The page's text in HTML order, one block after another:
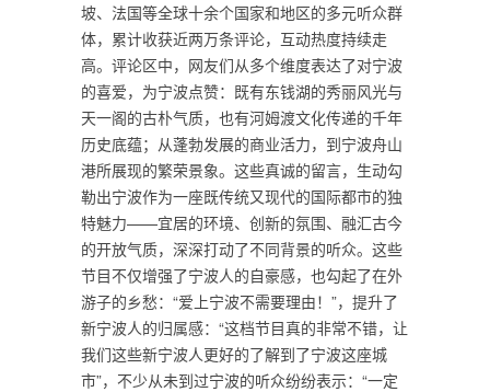
坡、法国等全球十余个国家和地区的多元听众群
体，累计收获近两万条评论，互动热度持续走
高。评论区中，网友们从多个维度表达了对宁波
的喜爱，为宁波点赞：既有东钱湖的秀丽风光与
天一阁的古朴气质，也有河姆渡文化传递的千年
历史底蕴；从蓬勃发展的商业活力，到宁波舟山
港所展现的繁荣景象。这些真诚的留言，生动勾
勒出宁波作为一座既传统又现代的国际都市的独
特魅力——宜居的环境、创新的氛围、融汇古今
的开放气质，深深打动了不同背景的听众。这些
节目不仅增强了宁波人的自豪感，也勾起了在外
游子的乡愁：“爱上宁波不需要理由！”，提升了
新宁波人的归属感：“这档节目真的非常不错，让
我们这些新宁波人更好的了解到了宁波这座城
市”，不少从未到过宁波的听众纷纷表示：“一定